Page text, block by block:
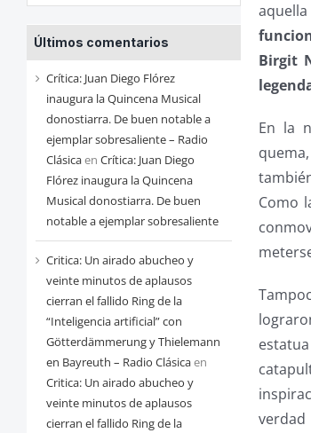
entradas
de
cada
mes
Últimos comentarios
Crítica: Juan Diego Flórez
inaugura la Quincena Musical
donostiarra. De buen notable a
ejemplar sobresaliente – Radio
Clásicaen Crítica: Juan Diego
Flórez inaugura la Quincena
Musical donostiarra. De buen
notable a ejemplar sobresaliente
Critica: Un airado abucheo y
veinte minutos de aplausos
cierran el fallido Ring de la
“Inteligencia artificial” con
Götterdämmerung y Thielemann
en Bayreuth – Radio Clásicaen
Critica: Un airado abucheo y
veinte minutos de aplausos
cierran el fallido Ring de la
Birgit
En la
Como